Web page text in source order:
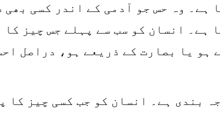
ہے۔ وہ حس جو آدمی کے اندر کسی بھی
ہے۔ انسان کو سب سے پہلے جس چیز کا
یا بصارت کے ذریعے ہو، دراصل
بندی ہے۔ انسان کو جب کسی چیز کا